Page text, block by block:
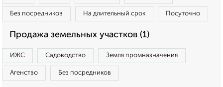
Без посредников На длительный срок Посуточно
Продажа земельных участков (1)
ИЖС Садоводство Земля промназначения
Агенство Без посредников